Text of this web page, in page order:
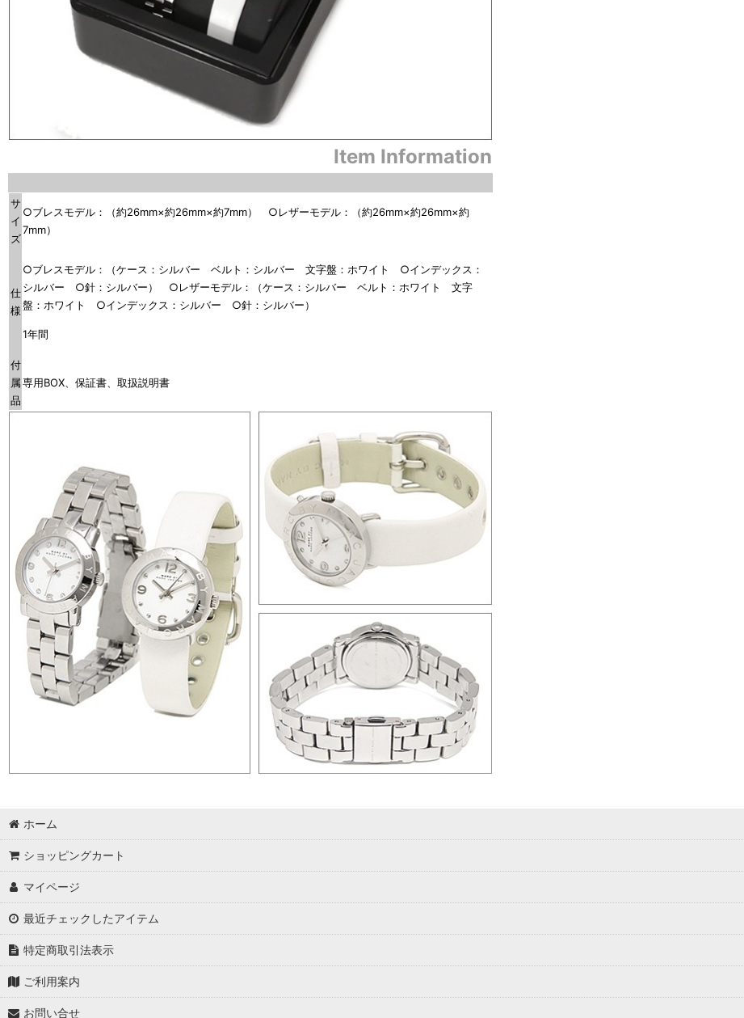
Item Information
サ
イ
ズ
○ブレスモデル：（約26mm×約26mm×約7mm） ○レザーモデル：（約26mm×約26mm×約
7mm）
仕
様
○ブレスモデル：（ケース：シルバー ベルト：シルバー 文字盤：ホワイト ○インデックス：
シルバー ○針：シルバー） ○レザーモデル：（ケース：シルバー ベルト：ホワイト 文字
盤：ホワイト ○インデックス：シルバー ○針：シルバー）
1年間
付
属
品
専用BOX、保証書、取扱説明書
ホーム
ショッピングカート
マイページ
最近チェックしたアイテム
特定商取引法表示
ご利用案内
お問い合せ